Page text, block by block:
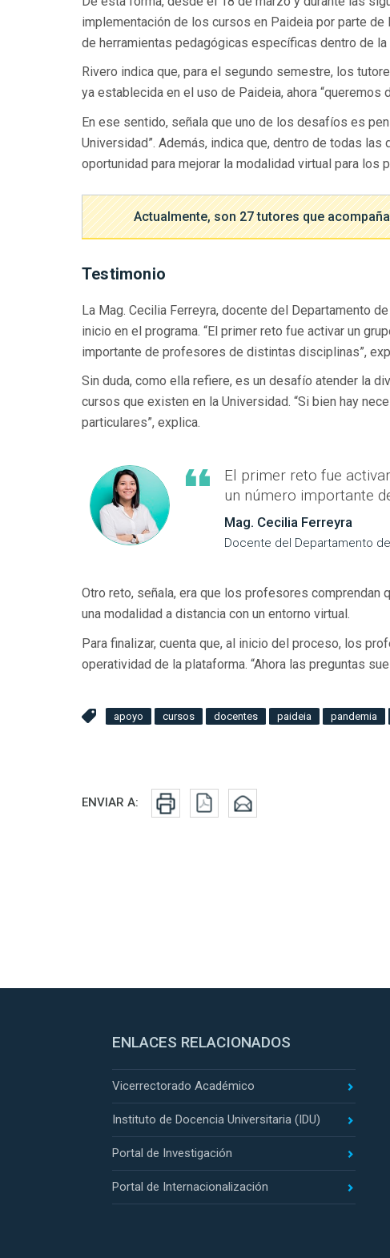
implementación de los cursos en Paideia por parte
de herramientas pedagógicas específicas dentro de
Rivero indica que, para el segundo semestre, los
ya establecida en el uso de Paideia, ahora “queremos
En ese sentido, señala que uno de los desafíos es
Universidad”. Además, indica que, dentro de todas
oportunidad para mejorar la modalidad virtual para los
Actualmente, son 27 tutores que
Testimonio
La Mag. Cecilia Ferreyra, docente del Departamento
inicio en el programa. “El primer reto fue activar un
importante de profesores de distintas disciplinas”,
Sin duda, como ella refiere, es un desafío atender la
cursos que existen en la Universidad. “Si bien hay
particulares”, explica.
El primer reto fue
un número importante
Mag. Cecilia Ferreyra
Docente del Departamento
Otro reto, señala, era que los profesores comprendan
una modalidad a distancia con un entorno virtual.
Para finalizar, cuenta que, al inicio del proceso, los
operatividad de la plataforma. “Ahora las preguntas
apoyo cursos docentes paideia pandemia
Redes sociales
ENVIAR A:
ENLACES RELACIONADOS
Vicerrectorado Académico
Instituto de Docencia Universitaria (IDU)
Portal de Investigación
Portal de Internacionalización